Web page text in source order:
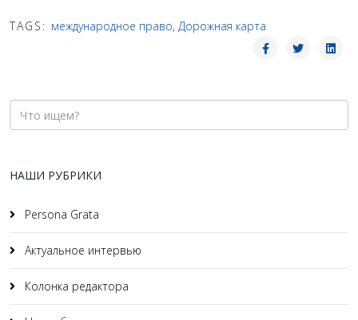
TAGS: международное право, Дорожная карта
НАШИ РУБРИКИ
Persona Grata
Актуальное интервью
Колонка редактора